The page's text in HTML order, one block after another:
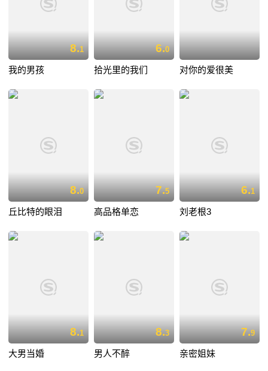
8.1
我的男孩
6.0
拾光里的我们 对你的爱很美
8.0
丘比特的眼泪
7.5
高品格单恋
6.1
刘老根3
8.1
大男当婚
8.3
男人不醉
7.9
亲密姐妹